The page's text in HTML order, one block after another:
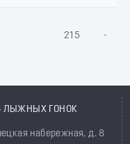
215 -
ЛЫЖНЫХ ГОНОК
набережная, д. 8